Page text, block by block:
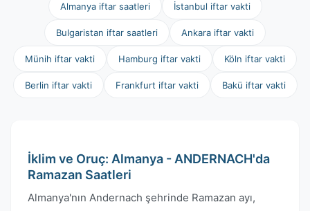
Almanya iftar saatleri İstanbul iftar vakti
Bulgaristan iftar saatleri Ankara iftar vakti
Münih iftar vakti Hamburg iftar vakti Köln iftar vakti
Berlin iftar vakti Frankfurt iftar vakti Bakü iftar vakti
İklim ve Oruç: Almanya - ANDERNACH'da
Ramazan Saatleri
Almanya'nın Andernach şehrinde Ramazan ayı,